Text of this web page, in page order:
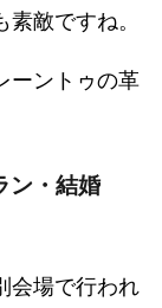
敵ですね。
ーントゥの革
ン・結婚
会場で行われ